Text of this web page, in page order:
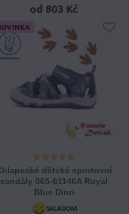
od 803 Kč
dětské sportovní
sandály 065-61146A Royal
Blue Dino